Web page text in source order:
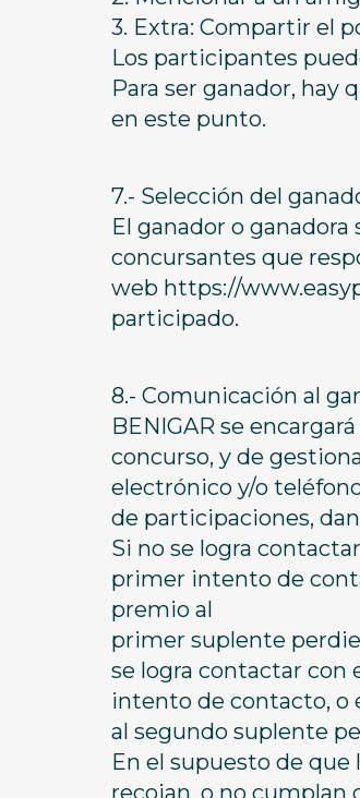
3. Extra: Compartir el
Los participantes
Para ser ganador, hay
en este punto.
7.- Selección del
El ganador o
concursantes que
web https://
participado.
8.- Comunicación al
BENIGAR se
concurso, y de
electrónico y/o
de participaciones,
Si no se logra
primer intento de
premio al
primer suplente
se logra contactar con
intento de contacto, o
al segundo suplente
En el supuesto de que
recojan, o no cumplan